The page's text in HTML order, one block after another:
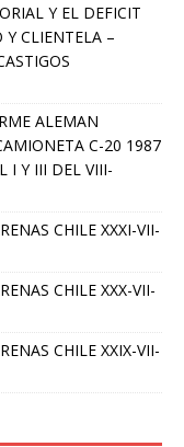
Y EL DEFICIT
Y CLIENTELA –
ALEMAN
C-20 1987
I Y III DEL VIII-
CHILE XXXI-VII-
CHILE XXX-VII-
CHILE XXIX-VII-